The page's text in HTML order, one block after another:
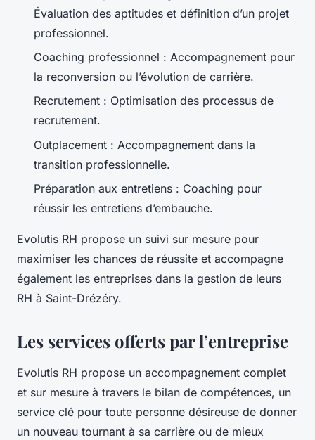
Évaluation des aptitudes et définition d’un projet
professionnel.
Coaching professionnel : Accompagnement pour
la reconversion ou l’évolution de carrière.
Recrutement : Optimisation des processus de
recrutement.
Outplacement : Accompagnement dans la
transition professionnelle.
Préparation aux entretiens : Coaching pour
réussir les entretiens d’embauche.
Evolutis RH propose un suivi sur mesure pour
maximiser les chances de réussite et accompagne
également les entreprises dans la gestion de leurs
RH à Saint-Drézéry.
Les services offerts par l’entreprise
Evolutis RH propose un accompagnement complet
et sur mesure à travers le bilan de compétences, un
service clé pour toute personne désireuse de donner
un nouveau tournant à sa carrière ou de mieux